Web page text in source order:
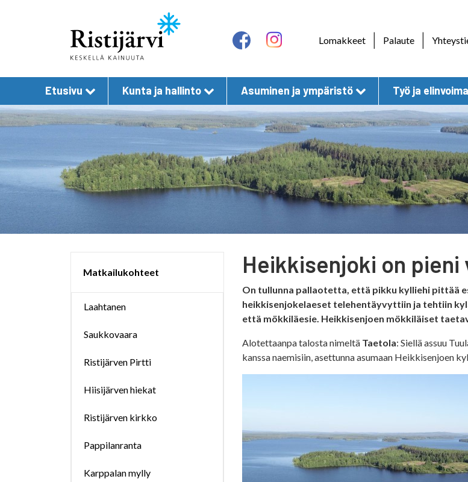
Lomakkeet | Palaute |
Etusivu Kunta ja hallinto Asuminen ja ympäristö Työ ja elinvoima
Matkailukohteet
Laahtanen
Saukkovaara
Ristijärven Pirtti
Hiisijärven hiekat
Ristijärven kirkko
Pappilanranta
Karppalan mylly
Heikkisenjoki on pieni
On tullunna pallaotetta, että pikku kylliehi pittää
heikkisenjokelaeset telehentäyvyttiin ja tehtiin
että mökkiläesie. Heikkisenjoen mökkiläiset
Alotettaanpa talosta nimeltä Taetola: Siellä assuu
kanssa naemisiin, asettunna asumaan Heikkisenjoen